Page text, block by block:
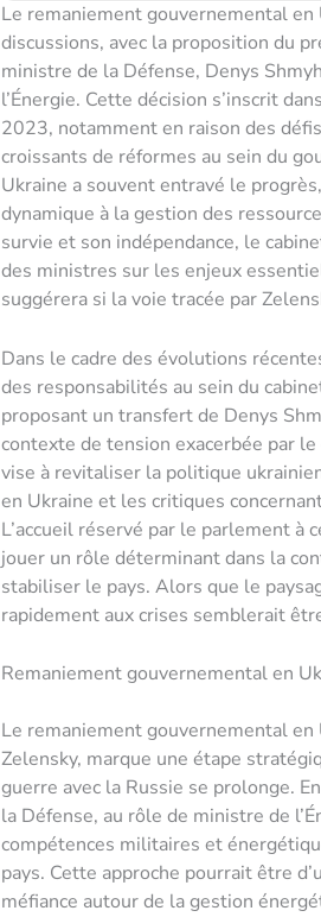
Le remaniement gouvernemental
discussions, avec la proposition du
ministre de la Défense, Denys
l’Énergie. Cette décision s’inscrit
2023, notamment en raison des
croissants de réformes au sein du
Ukraine a souvent entravé le
dynamique à la gestion des
survie et son indépendance, le
des ministres sur les enjeux
suggérera si la voie tracée par
Dans le cadre des évolutions
des responsabilités au sein du
proposant un transfert de Denys
contexte de tension exacerbée par
vise à revitaliser la politique
en Ukraine et les critiques
L’accueil réservé par le parlement
jouer un rôle déterminant dans la
stabiliser le pays. Alors que le
rapidement aux crises semblerait
Remaniement gouvernemental en
Le remaniement gouvernemental
Zelensky, marque une étape
guerre avec la Russie se prolonge.
la Défense, au rôle de ministre de
compétences militaires et
pays. Cette approche pourrait être
méfiance autour de la gestion